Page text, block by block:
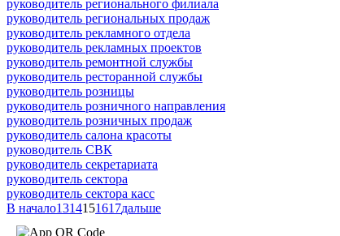
руководитель регионального филиала
руководитель региональных продаж
руководитель рекламного отдела
руководитель рекламных проектов
руководитель ремонтной службы
руководитель ресторанной службы
руководитель розницы
руководитель розничного направления
руководитель розничных продаж
руководитель салона красоты
руководитель СВК
руководитель секретариата
руководитель сектора
руководитель сектора касс
В начало1314151617дальше